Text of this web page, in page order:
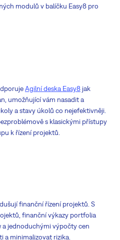
modulů v balíčku Easy8 pro
Agilní deska Easy8 jak
umožňující vám nasadit a
a stavy úkolů co nejefektivněji.
s klasickými přístupy
k řízení projektů.
finanční řízení projektů. S
finanční výkazy portfolia
jednoduchými výpočty cen
a minimalizovat rizika.